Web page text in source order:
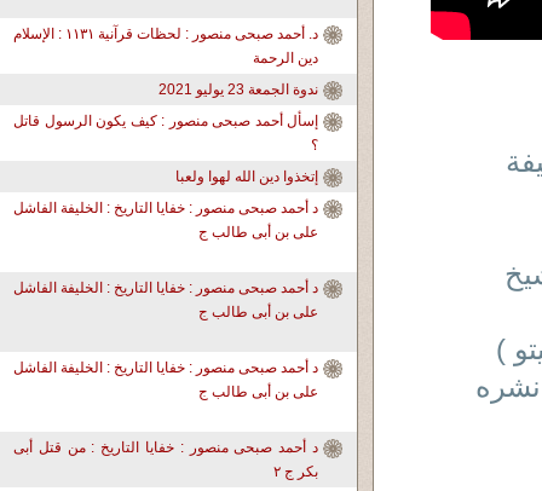
)
د. أحمد صبحى منصور : لحظات قرآنية ١١٣١ : الإسلام
دين الرحمة
ندوة الجمعة 23 يوليو 2021
إسأل أحمد صبحى منصور : كيف يكون الرسول قاتل
؟
إتخذوا دين الله لهوا ولعبا
د أحمد صبحى منصور : خفايا التاريخ : الخليفة الفاشل
على بن أبى طالب ج
د أحمد صبحى منصور : خفايا التاريخ : الخليفة الفاشل
على بن أبى طالب ج
د أحمد صبحى منصور : خفايا التاريخ : الخليفة الفاشل
على بن أبى طالب ج
د أحمد صبحى منصور : خفايا التاريخ : من قتل أبى
بكر ج ٢